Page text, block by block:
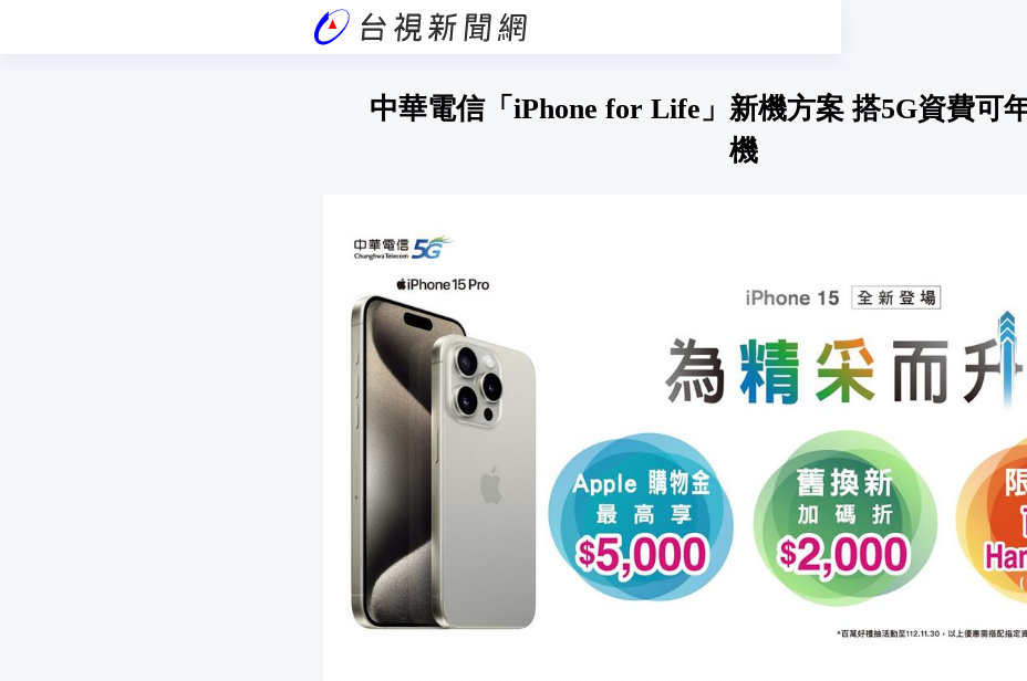
中華電信「iPhone for Life」新機方案 搭5G資費可
機